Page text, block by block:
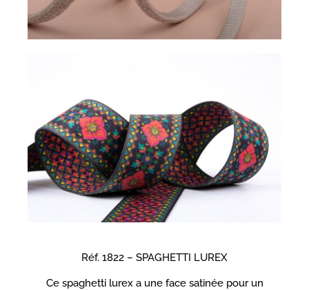
Réf. 1822 – SPAGHETTI LUREX
Ce spaghetti lurex a une face satinée pour un